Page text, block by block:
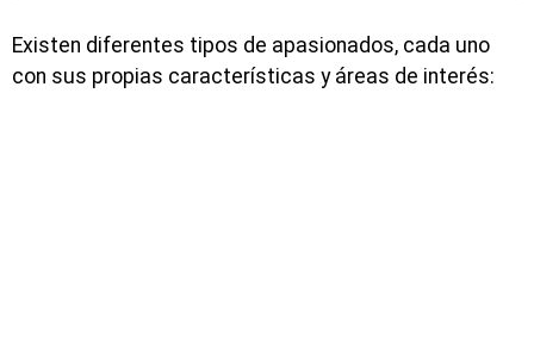
Existen diferentes tipos de apasionados, cada uno
con sus propias características y áreas de interés: